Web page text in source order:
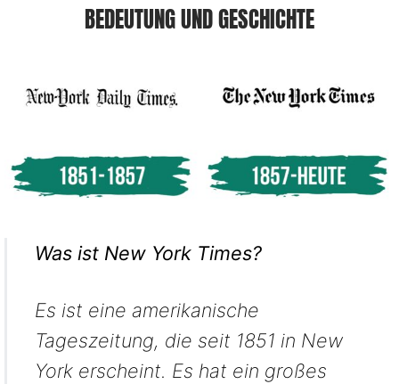
BEDEUTUNG UND GESCHICHTE
Was ist New York Times?
Es ist eine amerikanische
Tageszeitung, die seit 1851 in New
York erscheint. Es hat ein großes